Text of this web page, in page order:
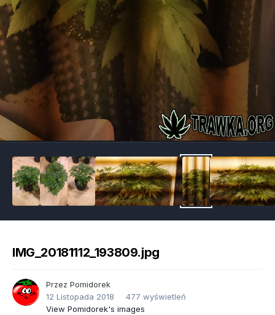
Image Tools
IMG_20181112_193809.jpg
Przez Pomidorek
12 Listopada 2018
477 wyświetleń
View Pomidorek's images